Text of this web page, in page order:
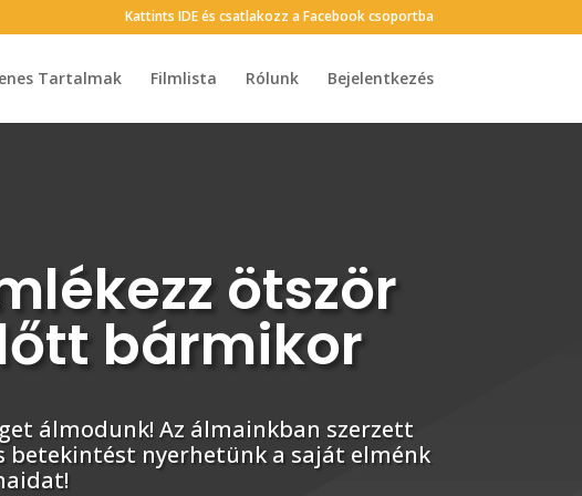
Kattints IDE és csatlakozz a Facebook csoportba
Tartalmak Filmlista Rólunk Bejelentkezés
ötször
bármikor
álmodunk! Az álmainkban szerzett
betekintést nyerhetünk a saját elménk